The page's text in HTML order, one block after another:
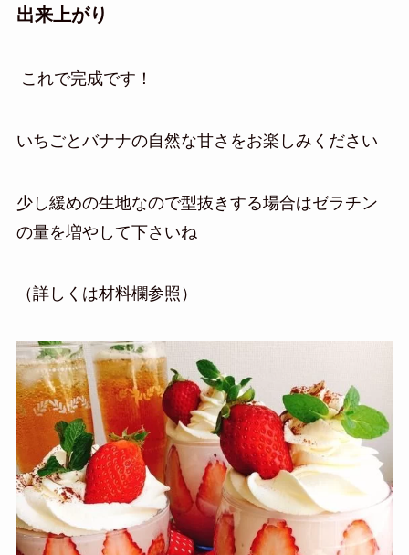
出来上がり
これで完成です！
いちごとバナナの自然な甘さをお楽しみください
少し緩めの生地なので型抜きする場合はゼラチン
の量を増やして下さいね
（詳しくは材料欄参照）